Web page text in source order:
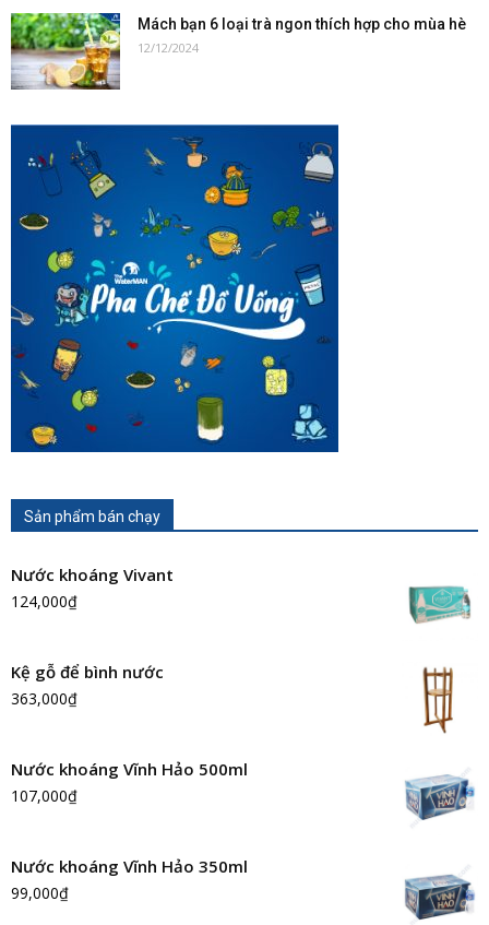
Mách bạn 6 loại trà ngon thích hợp cho mùa hè
12/12/2024
Sản phẩm bán chạy
Nước khoáng Vivant
124,000₫
Kệ gỗ để bình nước
363,000₫
Nước khoáng Vĩnh Hảo 500ml
107,000₫
Nước khoáng Vĩnh Hảo 350ml
99,000₫